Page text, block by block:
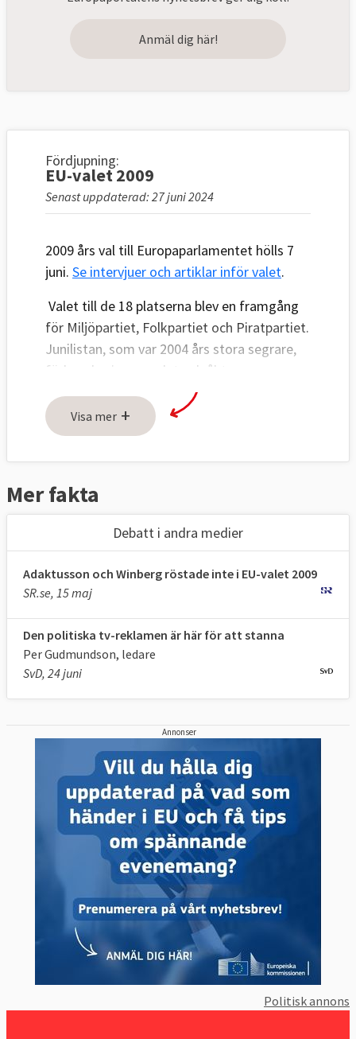
Anmäl dig här!
Fördjupning:
EU-valet 2009
Senast uppdaterad: 27 juni 2024
2009 års val till Europaparlamentet hölls 7
juni. Se intervjuer och artiklar inför valet.
Valet till de 18 platserna blev en framgång
för Miljöpartiet, Folkpartiet och Piratpartiet.
Junilistan, som var 2004 års stora segrare,
förlorade sina mandat och åkte ur
parlamentet.
Valets största parti blev som vid valet 2004
behöll sina fem platser och fick ytterligare
ett mandat när de nya ledamöterna som
följde med Lissabonfördraget fick ta plats i
parlamentet, i december 2011.
Näst största parti blev Moderaterna som
sina fyra mandat.
På tredje plats i storleksordningen kom
Miljöpartiet var det av de etablerade
partierna som gick fram starkast i valet från
knappt sex procent till elva procent och fick
ett nytt mandat, vilket innebar en
fördubbling från tidigare. Piratpartiet som
ställde upp för första gången fick 7,1
procent av rösterna. Det gav ett mandat
direkt och ytterligare ett nytt mandat i
december 2011 när de nya ledamöterna som
följde med Lissabonfördraget fick ta plats i
parlamentet. Vänsterpartiet halverades och
förlorade ett av sina två mandat i och med
att de föll från 12,8 procent till 5,6 procent.
Visa mer +
Mer fakta
Debatt i andra medier
Adaktusson och Winberg röstade inte i EU-valet 2009
SR.se, 15 maj
Den politiska tv-reklamen är här för att stanna
Per Gudmundson, ledare
SvD, 24 juni
Annonser
Politisk annons